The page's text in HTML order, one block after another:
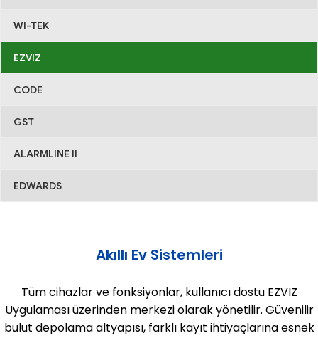
WI-TEK
EZVIZ
CODE
GST
ALARMLINE II
EDWARDS
Akıllı Ev Sistemleri
Tüm cihazlar ve fonksiyonlar, kullanıcı dostu EZVIZ
Uygulaması üzerinden merkezi olarak yönetilir. Güvenilir
bulut depolama altyapısı, farklı kayıt ihtiyaçlarına esnek